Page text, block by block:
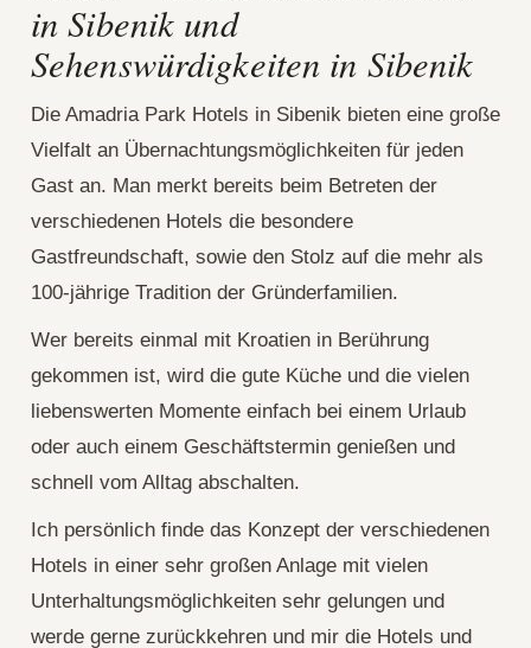
in Sibenik und
Sehenswürdigkeiten in Sibenik
Die Amadria Park Hotels in Sibenik bieten eine große
Vielfalt an Übernachtungsmöglichkeiten für jeden
Gast an. Man merkt bereits beim Betreten der
verschiedenen Hotels die besondere
Gastfreundschaft, sowie den Stolz auf die mehr als
100-jährige Tradition der Gründerfamilien.
Wer bereits einmal mit Kroatien in Berührung
gekommen ist, wird die gute Küche und die vielen
liebenswerten Momente einfach bei einem Urlaub
oder auch einem Geschäftstermin genießen und
schnell vom Alltag abschalten.
Ich persönlich finde das Konzept der verschiedenen
Hotels in einer sehr großen Anlage mit vielen
Unterhaltungsmöglichkeiten sehr gelungen und
werde gerne zurückkehren und mir die Hotels und